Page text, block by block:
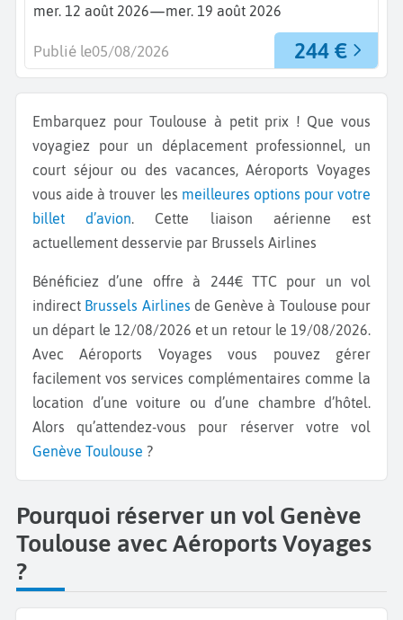
mer. 12 août 2026—mer. 19 août 2026
244 €
Publié le05/08/2026
Embarquez pour Toulouse à petit prix ! Que vous
voyagiez pour un déplacement professionnel, un
court séjour ou des vacances, Aéroports Voyages
vous aide à trouver les meilleures options pour votre
billet d’avion. Cette liaison aérienne est
actuellement desservie par Brussels Airlines
Bénéficiez d’une offre à 244€ TTC pour un vol
indirect Brussels Airlines de Genève à Toulouse pour
un départ le 12/08/2026 et un retour le 19/08/2026.
Avec Aéroports Voyages vous pouvez gérer
facilement vos services complémentaires comme la
location d’une voiture ou d’une chambre d’hôtel.
Alors qu’attendez-vous pour réserver votre vol
Genève Toulouse ?
Pourquoi réserver un vol Genève
Toulouse avec Aéroports Voyages
?